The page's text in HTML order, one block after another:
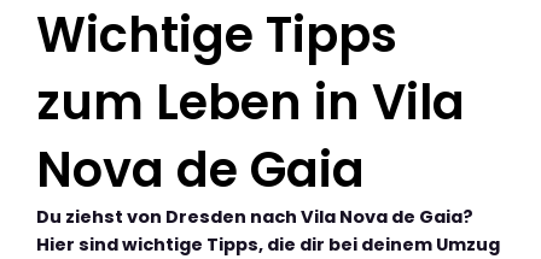
Wichtige Tipps
zum Leben in Vila
Nova de Gaia
Du ziehst von Dresden nach Vila Nova de Gaia?
Hier sind wichtige Tipps, die dir bei deinem Umzug